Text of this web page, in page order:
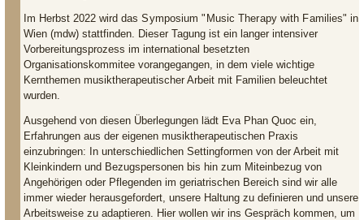
Im Herbst 2022 wird dasSymposium "Music Therapy with Families" in
Wien (mdw) stattfinden. Dieser Tagung ist ein langer intensiver
Vorbereitungsprozess im international besetzten
Organisationskommitee vorangegangen, in dem viele wichtige
Kernthemen musiktherapeutischer Arbeit mit Familien beleuchtet
wurden.
Ausgehend von diesen Überlegungen lädt Eva Phan Quoc ein,
Erfahrungen aus der eigenen musiktherapeutischen Praxis
einzubringen: In unterschiedlichen Settingformen von der Arbeit mit
Kleinkindern und Bezugspersonen bis hin zum Miteinbezug von
Angehörigen oder Pflegenden im geriatrischen Bereich sind wir alle
immer wieder herausgefordert, unsere Haltung zu definieren und unsere
Arbeitsweise zu adaptieren. Hier wollen wir ins Gespräch kommen, um